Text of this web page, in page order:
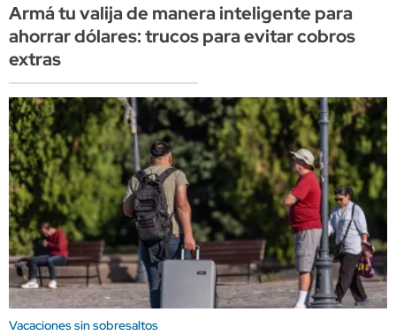
Armá tu valija de manera inteligente para
ahorrar dólares: trucos para evitar cobros
extras
Vacaciones sin sobresaltos